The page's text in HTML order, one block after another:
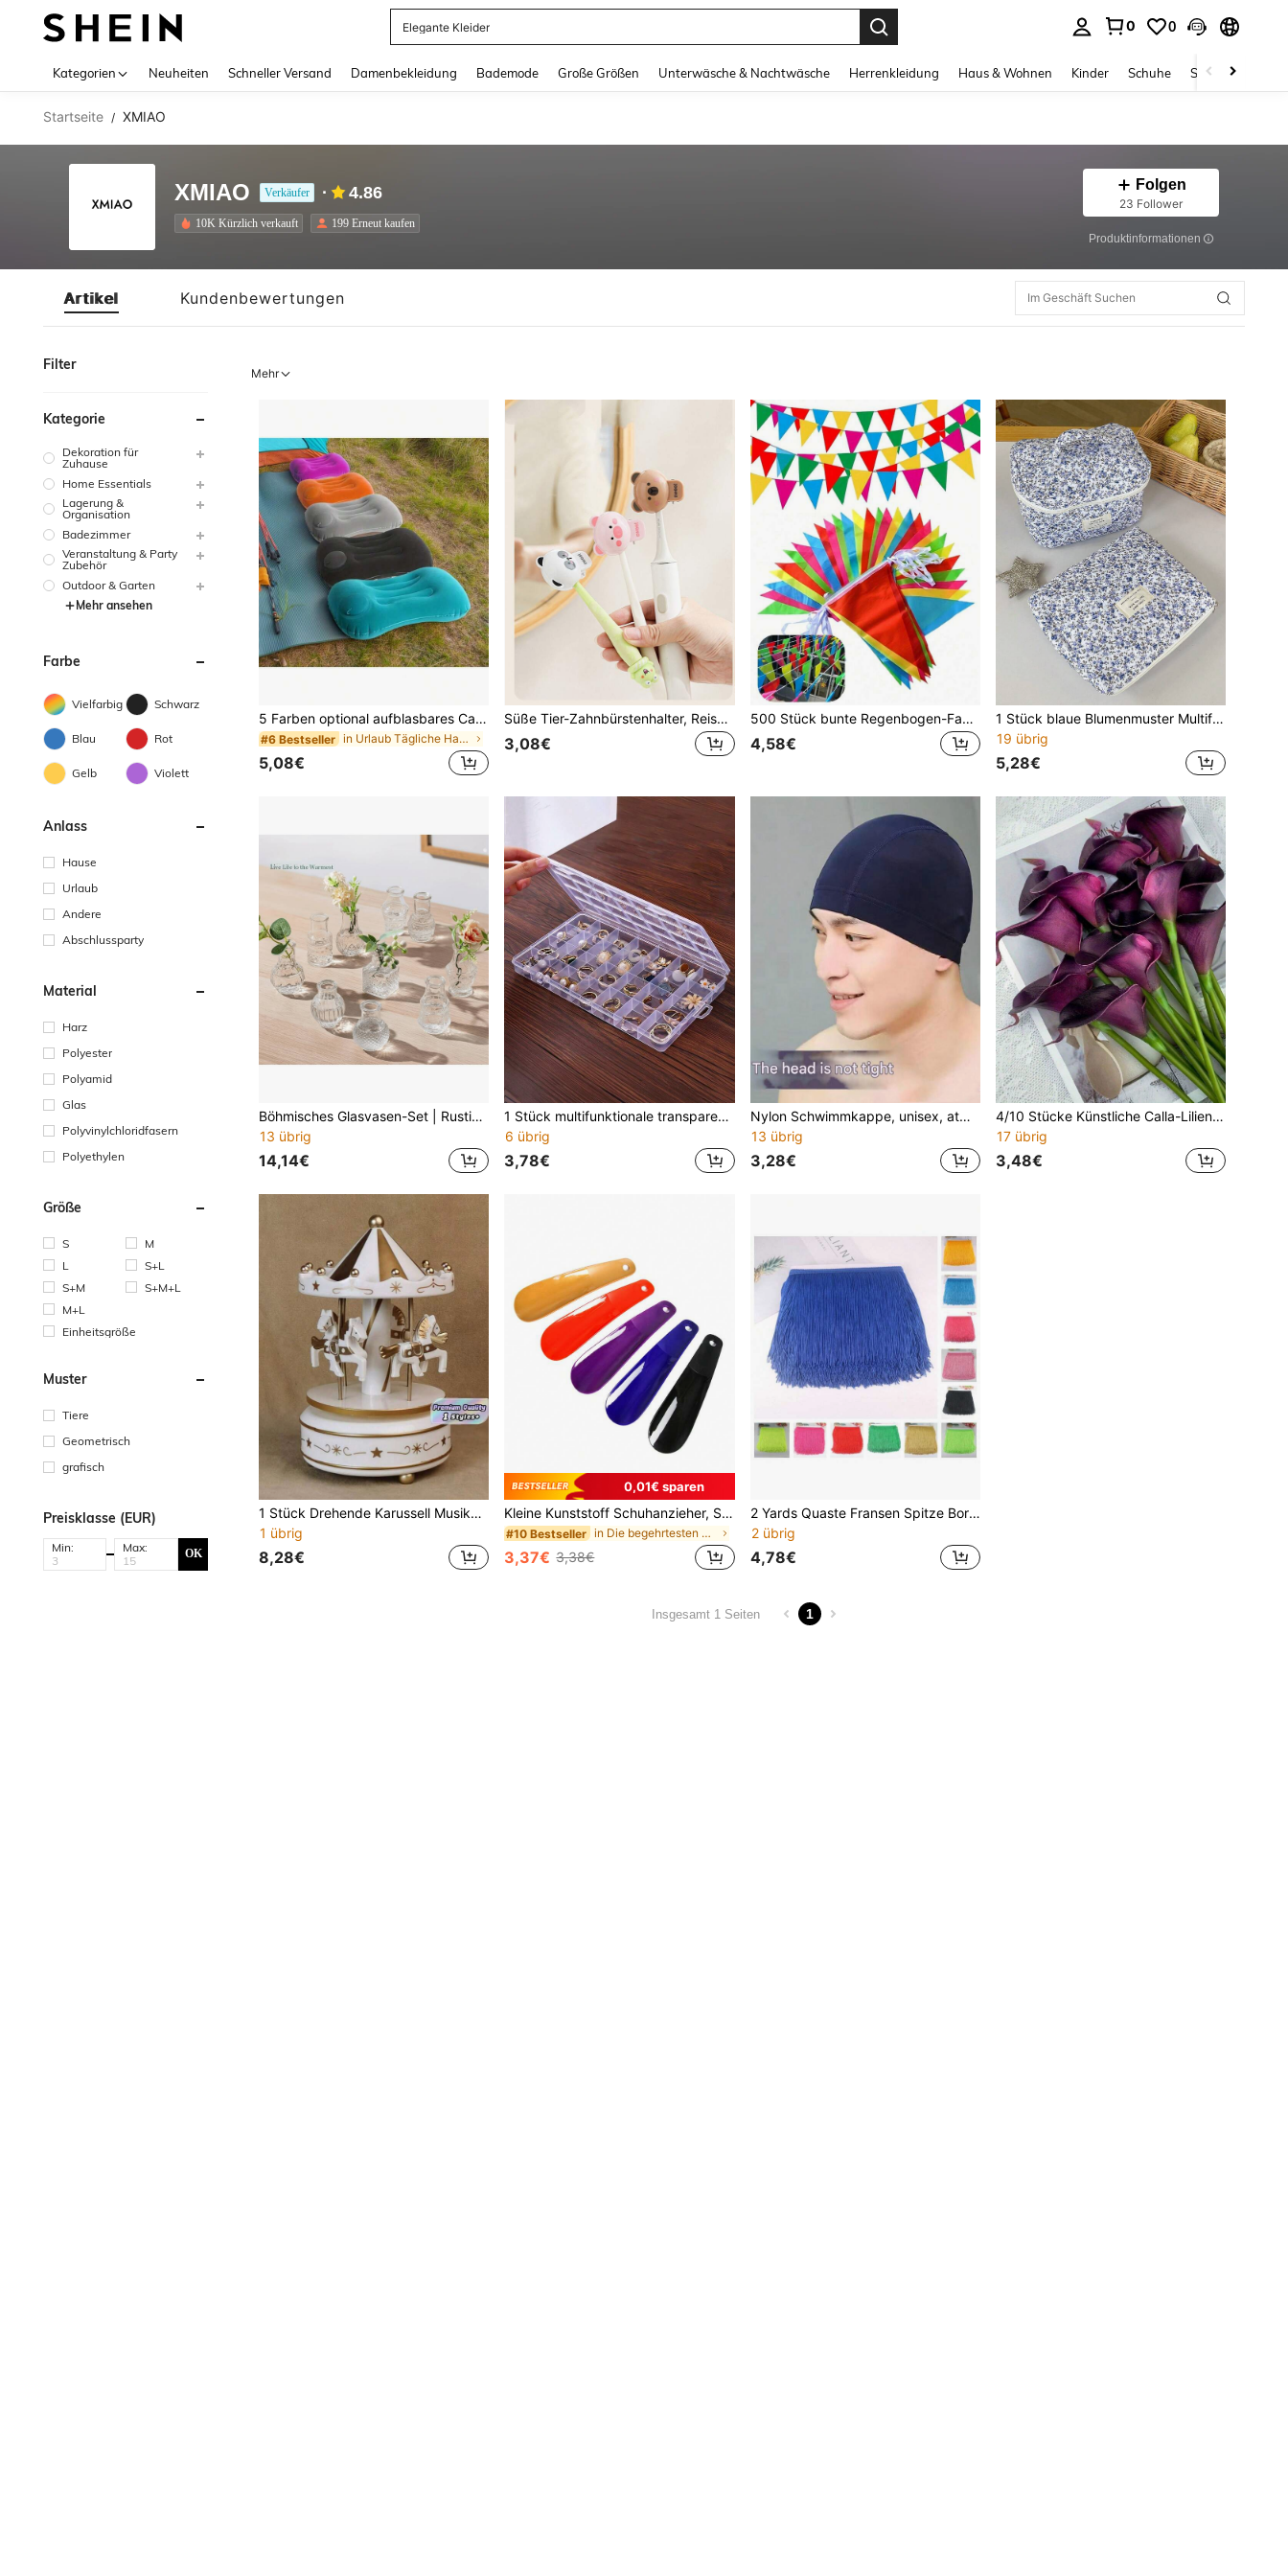
Elegante Kleider
0 0
Kategorien Neuheiten Schneller Versand Damenbekleidung Bademode Große Größen Unterwäsche & Nachtwäsche Herrenkleidung Haus & Wohnen Kinder Schuhe Schmuck &
Startseite / XMIAO
XMIAO Verkäufer 4.86
10K Kürzlich verkauft 199 Erneut kaufen
Folgen
23 Follower
Produktinformationen
Artikel Kundenbewertungen
Filter
Kategorie
Dekoration für
Zuhause
Home Essentials
Lagerung &
Organisation
Badezimmer
Veranstaltung & Party
Zubehör
Outdoor & Garten
Mehr ansehen
Farbe
Vielfarbig Schwarz
Blau Rot
Gelb Violett
Anlass
Hause
Urlaub
Andere
Abschlussparty
Material
Harz
Polyester
Polyamid
Glas
Polyvinylchloridfasern
Polyethylen
Größe
S
M
L
S+L
S+M
S+M+L
M+L
Einheitsgröße
Muster
Tiere
Geometrisch
grafisch
Preisklasse (EUR)
Min: Max: OK
Mehr
5 Farben optional aufblasbares Campingkissen - tragbare Nackenstütze komprimiertes aufblasbares Kissen, geeignet für Strand, Reisen, Zug, Flugzeug, Büro, Zuhause und Reisen, kompakt und tragbar
#6 Bestseller in Urlaub Tägliche Haushaltsgegenstände
5,08€
Süße Tier-Zahnbürstenhalter, Reise-Zahnbürstenabdeckung, staubdichte Zahnbürstenkopf-Schutzkappe, Schutzclip, Aufbewahrungsbox für Zuhause und Outdoor, geeignet für Geschäftsreisen und Reisen
3,08€
500 Stück bunte Regenbogen-Fahnen-Girlande aus Stoff, geeignet für Geschäftseröffnung, Geburtstagsparty, Feier, Klassenzimmer, Outdoor-Garten, Feiertag, hängende Ladendekoration, Hochzeitsdekoration
4,58€
1 Stück blaue Blumenmuster Multifunktions-Make-up-Tasche, Halloween Trick oder Treat, modische lässige große Kapazität Reißverschluss Make-up-Tasche, Reise-Schreibwaren-Aufbewahrungstasche, Urlaub essenzielle Make-up-Tasche
19 übrig
5,28€
Böhmisches Glasvasen-Set | Rustikale Mini-Vasen für Hochzeiten, Heim- und Tischdekoration, Weihnachtsdekorationsflaschen, kleine Vintage-Glas-Blumenvasen, klare Blumenvasen in Großpackung, Diffusorflaschen, Tischschmuck, niedliche klare Blumenvasen für Zuhause, frische Blumen, Hochzeitsdekoration, Heimdekoration, Raumdekoration, Blumenzeit
13 übrig
14,14€
1 Stück multifunktionale transparente Kunststoff Aufbewahrungsbox, geeignet zum Aufbewahren von Ohrringen, Ringen, Schmuck, Maniküre-Werkzeugen, Maniküre-Zubehör, Schmuckdekorationen. Ideales Geschenk für Frauen, Reisen, Studenten
6 übrig
3,78€
Nylon Schwimmkappe, unisex, atmungsaktiv und schnelltrocknend, geeignet für Spa, hochelastisch, einfarbig
13 übrig
3,28€
4/10 Stücke Künstliche Calla-Lilien Strauß, geeignet für Hochzeit, Party, Gartendekoration Brautstrauß, realistisches Gefühl, kann für Wohnzimmer, Schlafzimmer, Esstisch, Bürodekoration, Frühlings-/Winterdekoration verwendet werden
17 übrig
3,48€
1 Stück Drehende Karussell Musikbox, mechanisch betrieben, keine Batterie erforderlich, kuchenförmig, Geschenk, Valentinstag, Weihnachtsgeschenk, dekoratives Ornament
1 übrig
8,28€
0,01€ sparen
Kleine Kunststoff Schuhanzieher, Schuhzieher, tragbar für Reisen, für täglichen Gebrauch Zuhause, Schuhe, Frühling Sommer Accessoires, Geschenke für Brautjungfern, Zimmer, Schlafzimmer Dekoration, Schlafzimmer Dekoration, Strand, Reisen, für Männer, für Frauen, Urlaub, Niedliche Sachen, Muttertagsgeschenk, Schlafzimmer Dekoration, Garten, Küchendekoration, Sommer, Strand, Reiseaccessoires, Zimmer Dekoration, Quetschspielzeug, Abschluss, Schuhständer, Aufbewahrungslösung, Outdoor, Garten, Reiseaccessoire, tragbar, Strandaccessoire, Abschlusszeit, Abschlussfeier, Abschlussgeschenk, Abschlussgeschenk, Glückwunsch Absolvent, Glückwunsch Absolvent, Jahrgangsbester, Schule beenden, Abschlussfeier
#10 Bestseller in Die begehrtesten Produkte, über die alle reden
3,37€ 3,38€
2 Yards Quaste Fransen Spitze Borte zum Nähen von Accessoires, Breite Bordüren Quasten für lateinamerikanische Tanzbekleidung, Fransen DIY Bekleidungszubehör, Kunsthandwerk, Heimwerken, Garten
2 übrig
4,78€
Insgesamt 1 Seiten 1